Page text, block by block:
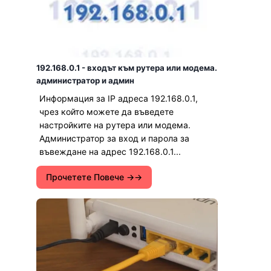
192.168.0.1 - входът към рутера или модема.
администратор и админ
Информация за IP адреса 192.168.0.1,
чрез който можете да въведете
настройките на рутера или модема.
Администратор за вход и парола за
въвеждане на адрес 192.168.0.1...
Прочетете Повече →